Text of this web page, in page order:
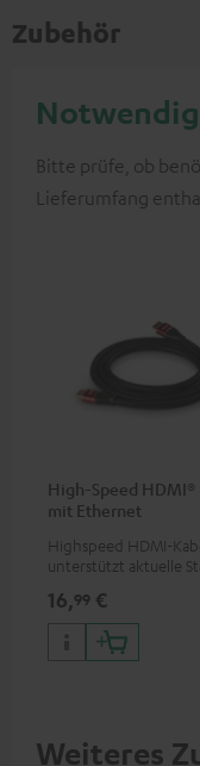
Zubehör
Bitte prüfe, ob
Lieferumfang
High-Speed HDMI®
mit Ethernet
Highspeed HDMI-
unterstützt aktuelle
16,99 €
Weiteres